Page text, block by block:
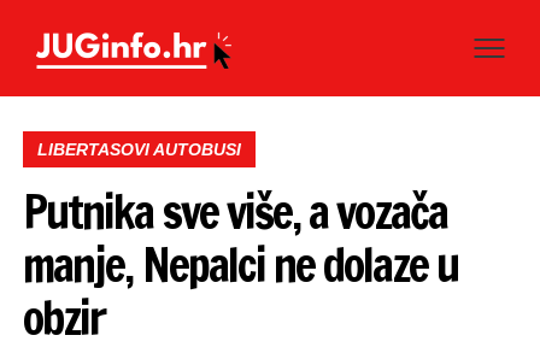
LIBERTASOVI AUTOBUSI
Putnika sve više, a vozača
manje, Nepalci ne dolaze u
obzir